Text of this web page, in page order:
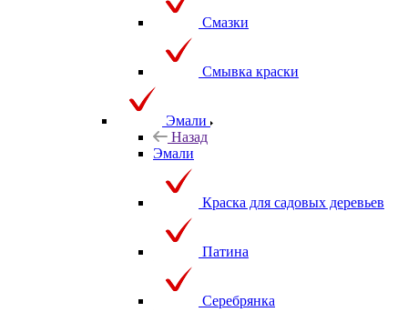
Смазки
Смывка краски
Эмали
Назад
Эмали
Краска для садовых деревьев
Патина
Серебрянка